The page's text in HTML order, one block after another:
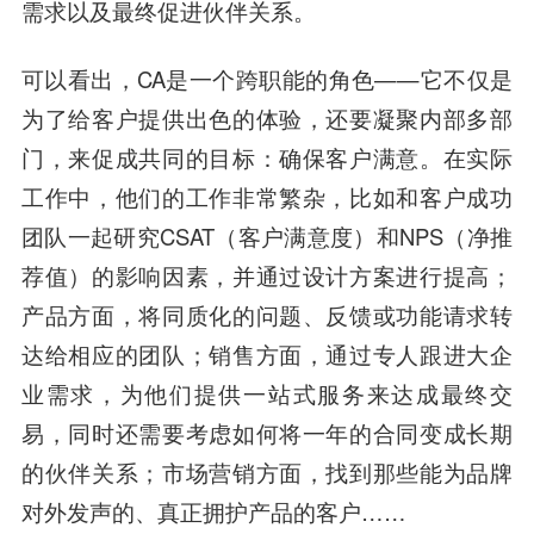
需求以及最终促进伙伴关系。
可以看出，CA是一个跨职能的角色——它不仅是
为了给客户提供出色的体验，还要凝聚内部多部
门，来促成共同的目标：确保客户满意。 在实际
工作中，他们的工作非常繁杂，比如和客户成功
团队一起研究CSAT（客户满意度）和NPS（净推
荐值）的影响因素，并通过设计方案进行提高；
产品方面，将同质化的问题、反馈或功能请求转
达给相应的团队；销售方面，通过专人跟进大企
业需求，为他们提供一站式服务来达成最终交
易，同时还需要考虑如何将一年的合同变成长期
的伙伴关系；市场营销方面，找到那些能为品牌
对外发声的、真正拥护产品的客户……